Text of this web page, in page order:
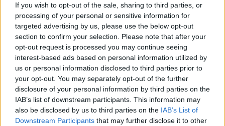
If you wish to opt-out of the sale, sharing to third parties, or
processing of your personal or sensitive information for
targeted advertising by us, please use the below opt-out
section to confirm your selection. Please note that after your
opt-out request is processed you may continue seeing
interest-based ads based on personal information utilized by
us or personal information disclosed to third parties prior to
your opt-out. You may separately opt-out of the further
disclosure of your personal information by third parties on the
IAB’s list of downstream participants. This information may
also be disclosed by us to third parties on the IAB’s List of
Downstream Participants that may further disclose it to other
Eladó adatai
Eladó:Biksady Galéria
Cím: Törő Tamás
Biksady Galéria Kft.
1055, Budapest, Falk Miksa u.
24-26.
Telefon: 061/784-1111 061/780-
9307
Weboldal:
http://www.biksady.com